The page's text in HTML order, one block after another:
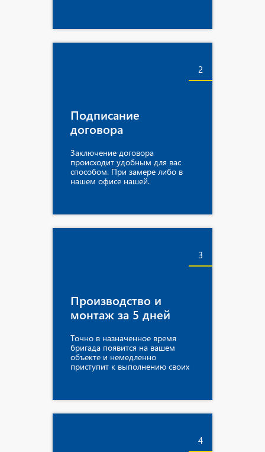
2
Подписание
договора
Заключение договора
происходит удобным для вас
способом. При замере либо в
нашем офисе нашей.
3
Производство и
монтаж за 5 дней
Точно в назначенное время
бригада появится на вашем
объекте и немедленно
приступит к выполнению своих
4